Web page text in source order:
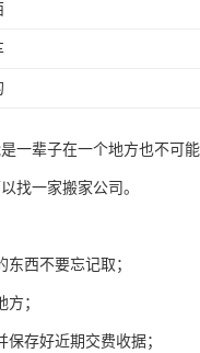
一辈子在一个地方也不可
找一家搬家公司。
西不要忘记取；
；
存好近期交费收据；